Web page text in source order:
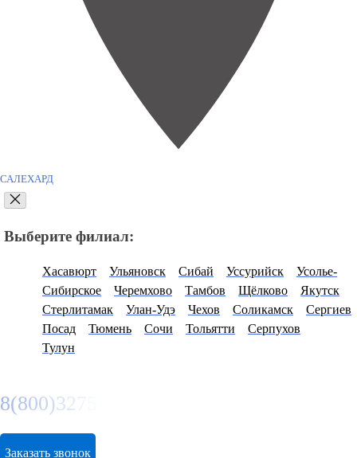
САЛЕХАРД
Выберите филиал:
Хасавюрт Ульяновск Сибай Уссурийск
Усолье-
Сибирское
Черемхово Тамбов Щёлково
Якутск
Стерлитамак
Улан-Удэ Чехов Соликамск
Сергиев
Посад
Тюмень Сочи Тольятти
Серпухов
Тулун
8(800)3275280
Заказать звонок